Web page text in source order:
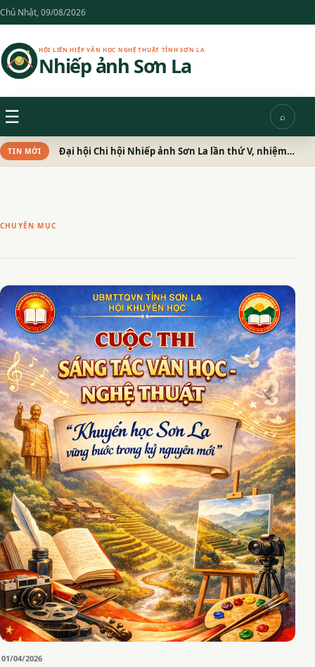
Chuyển
đến
nội
dung
Chủ Nhật, 09/08/2026
HỘI LIÊN HIỆP VĂN HỌC NGHỆ THUẬT TỈNH SƠN LA
Nhiếp ảnh Sơn La
☰
Tìm
kiếm
⌕
TIN MỚI Đại hội Chi hội Nhiếp ảnh Sơn La lần thứ V, nhiệm kỳ 2026 – 2031 thành công tốt đẹp
CHUYÊN MỤC
01/04/2026